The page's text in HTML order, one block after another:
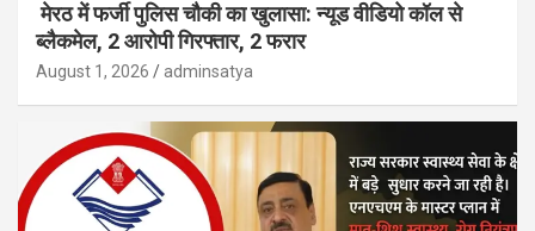
मेरठ में फर्जी पुलिस चौकी का खुलासा: न्यूड वीडियो कॉल से
ब्लैकमेल, 2 आरोपी गिरफ्तार, 2 फरार
August 1, 2026 adminsatya